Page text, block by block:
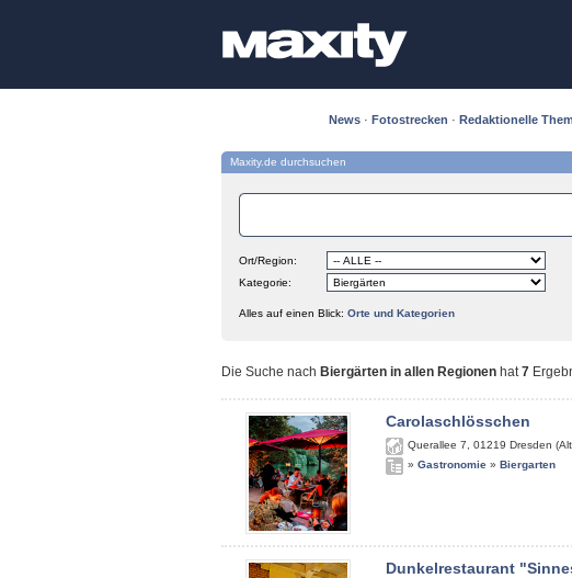
News · Fotostrecken · Redaktionelle
Maxity.de durchsuchen
Ort/Region:
Kategorie:
Alles auf einen Blick: Orte und Kategorien
Die Suche nach Biergärten in allen Regionen hat7
Carolaschlösschen
Querallee 7 01219 Dresden
» Gastronomie » Biergarten
Dunkelrestaurant